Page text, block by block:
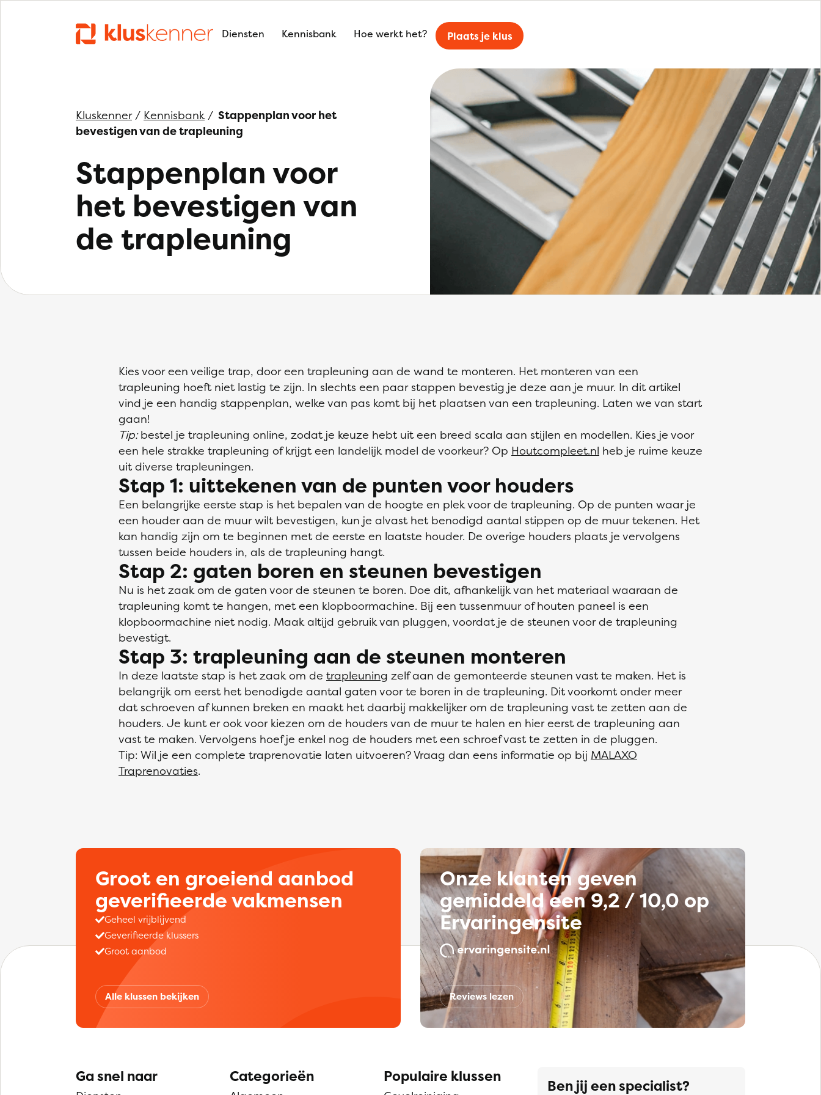
Diensten Kennisbank Hoe werkt het? Plaats je klus
Kluskenner/ Kennisbank/ Stappenplan voor het
bevestigen van de trapleuning
Stappenplan voor
het bevestigen van
de trapleuning
Kies voor een veilige trap, door een trapleuning aan de wand te monteren. Het monteren van een
trapleuning hoeft niet lastig te zijn. In slechts een paar stappen bevestig je deze aan je muur. In dit artikel
vind je een handig stappenplan, welke van pas komt bij het plaatsen van een trapleuning. Laten we van start
gaan!
Tip:bestel je trapleuning online, zodat je keuze hebt uit een breed scala aan stijlen en modellen. Kies je voor
een hele strakke trapleuning of krijgt een landelijk model de voorkeur? Op Houtcompleet.nl heb je ruime keuze
uit diverse trapleuningen.
Stap 1: uittekenen van de punten voor houders
Een belangrijke eerste stap is het bepalen van de hoogte en plek voor de trapleuning. Op de punten waar je
een houder aan de muur wilt bevestigen, kun je alvast het benodigd aantal stippen op de muur tekenen. Het
kan handig zijn om te beginnen met de eerste en laatste houder. De overige houders plaats je vervolgens
tussen beide houders in, als de trapleuning hangt.
Stap 2: gaten boren en steunen bevestigen
Nu is het zaak om de gaten voor de steunen te boren. Doe dit, afhankelijk van het materiaal waaraan de
trapleuning komt te hangen, met een klopboormachine. Bij een tussenmuur of houten paneel is een
klopboormachine niet nodig. Maak altijd gebruik van pluggen, voordat je de steunen voor de trapleuning
bevestigt.
Stap 3: trapleuning aan de steunen monteren
In deze laatste stap is het zaak om de trapleuning zelf aan de gemonteerde steunen vast te maken. Het is
belangrijk om eerst het benodigde aantal gaten voor te boren in de trapleuning. Dit voorkomt onder meer
dat schroeven af kunnen breken en maakt het daarbij makkelijker om de trapleuning vast te zetten aan de
houders. Je kunt er ook voor kiezen om de houders van de muur te halen en hier eerst de trapleuning aan
vast te maken. Vervolgens hoef je enkel nog de houders met een schroef vast te zetten in de pluggen.
Tip: Wil je een complete traprenovatie laten uitvoeren? Vraag dan eens informatie op bij MALAXO
Traprenovaties.
Groot en groeiend aanbod
geverifieerde vakmensen
Geheel vrijblijvend
Geverifieerde klussers
Groot aanbod
Alle klussen bekijken
Onze klanten geven
gemiddeld een 9,2 / 10,0 op
Ervaringensite
Reviews lezen
Ga snel naar Categorieën Populaire klussen
Ben jij een specialist?